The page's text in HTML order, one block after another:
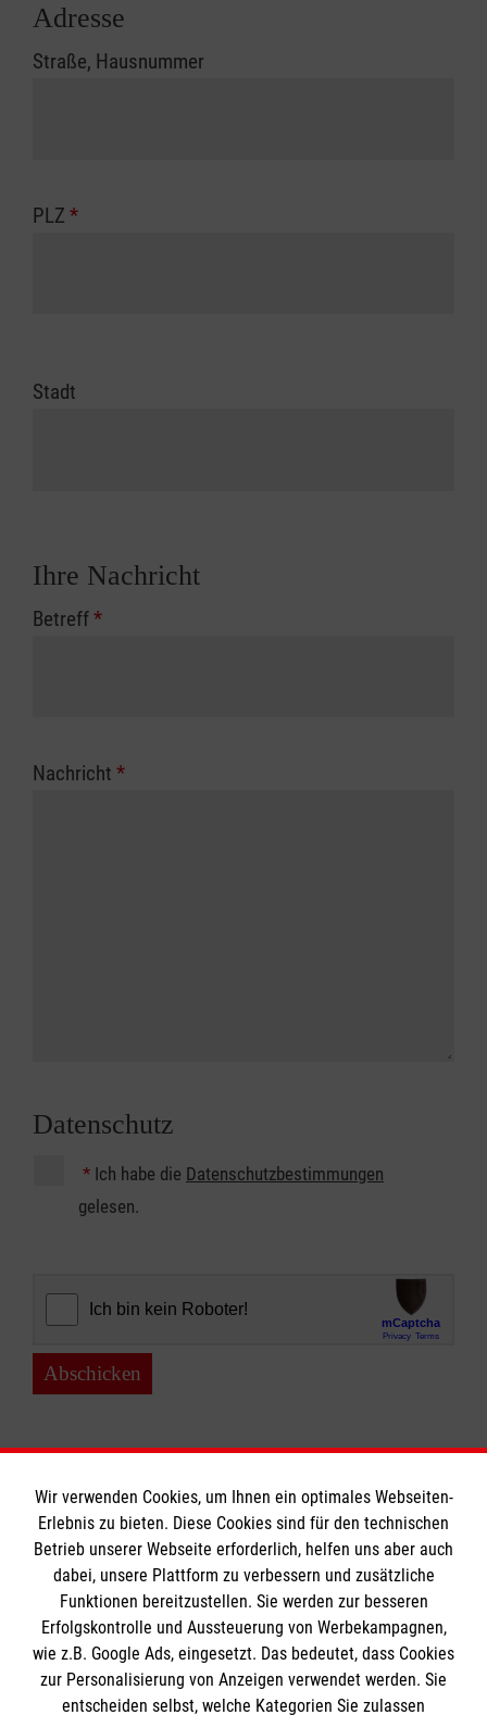
Adresse
Straße, Hausnummer
PLZ *
Stadt
Ihre Nachricht
Betreff*
Nachricht *
Datenschutz
* Ich habe die Datenschutzbestimmungen
gelesen.
Abschicken
Informationen
Impressum
Datenschutz
Barrierefreiheit
Die Malteser
Wir verwenden Cookies, um Ihnen ein optimales Webseiten-
Erlebnis zu bieten. Diese Cookies sind für den technischen
Betrieb unserer Webseite erforderlich, helfen uns aber auch
dabei, unsere Plattform zu verbessern und zusätzliche
Funktionen bereitzustellen. Sie werden zur besseren
Erfolgskontrolle und Aussteuerung von Werbekampagnen,
wie z.B. Google Ads, eingesetzt. Das bedeutet, dass Cookies
zur Personalisierung von Anzeigen verwendet werden. Sie
entscheiden selbst, welche Kategorien Sie zulassen